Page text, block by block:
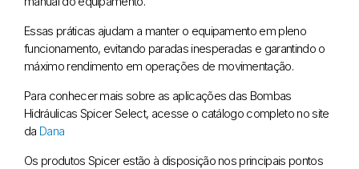
Essas práticas ajudam a manter o equipamento em pleno
funcionamento, evitando paradas inesperadas e garantindo o
máximo rendimento em operações de movimentação.
Para conhecer mais sobre as aplicações das Bombas
Hidráulicas Spicer Select, acesse o catálogo completo no site
da Dana
Os produtos Spicer estão à disposição nos principais pontos